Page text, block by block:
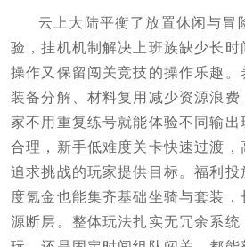
云上大陆平衡了放置休闲与冒
验，挂机机制解决上班族缺少长时
操作又保留闯关竞技的操作乐趣。
装备分解、材料复用减少资源浪
家不用重复练号就能体验不同输
合理，新手低难度关卡快速过渡，
追求挑战的玩家提供目标。福利投
度氪金也能集齐基础坐骑与套装
源断层。整体玩法扎实无冗余系